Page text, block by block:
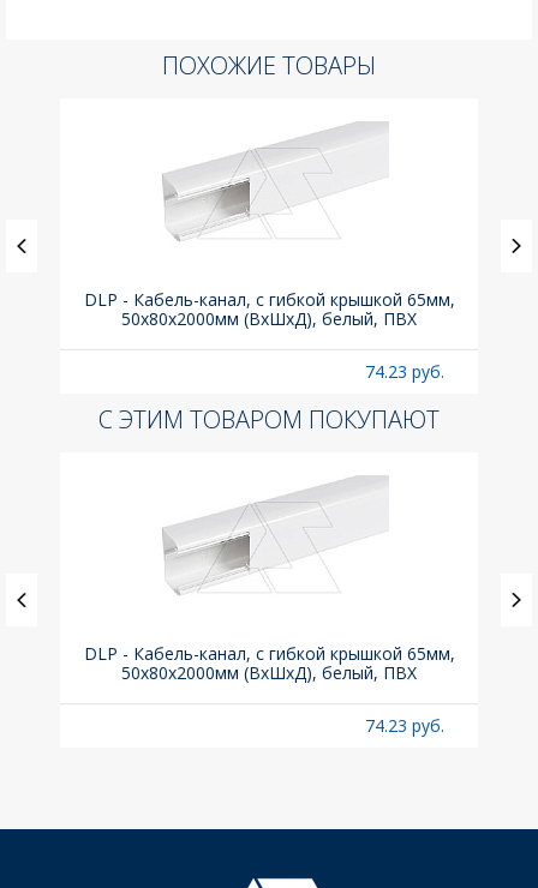
ПОХОЖИЕ ТОВАРЫ
DLP - Кабель-канал, с гибкой крышкой 65мм,
50x80х2000мм (ВхШхД), белый, ПВХ
74.23 руб.
С ЭТИМ ТОВАРОМ ПОКУПАЮТ
DLP - Кабель-канал, с гибкой крышкой 65мм,
50x80х2000мм (ВхШхД), белый, ПВХ
74.23 руб.